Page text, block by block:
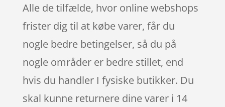
Alle de tilfælde, hvor online webshops
frister dig til at købe varer, får du
nogle bedre betingelser, så du på
nogle områder er bedre stillet, end
hvis du handler I fysiske butikker. Du
skal kunne returnere dine varer i 14